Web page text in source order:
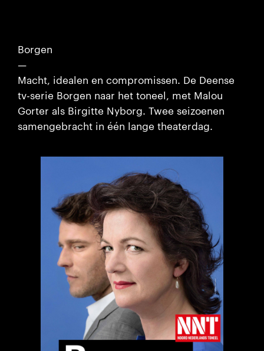
Borgen
—
Macht, idealen en compromissen. De Deense
tv-serie Borgen naar het toneel, met Malou
Gorter als Birgitte Nyborg. Twee seizoenen
samengebracht in één lange theaterdag.